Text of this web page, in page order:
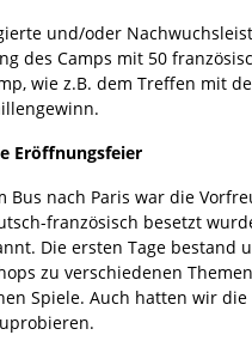
und/oder
des Camps mit 50
wie z.B. dem Treffen mit
Eröffnungsfeier
Bus nach Paris war die
französisch besetzt
Die ersten Tage
zu verschiedenen
Spiele. Auch hatten wir